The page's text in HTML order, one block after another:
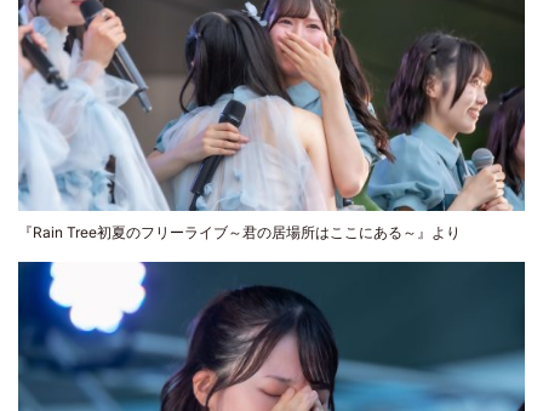
『Rain Tree初夏のフリーライブ～君の居場所はここにある～』より